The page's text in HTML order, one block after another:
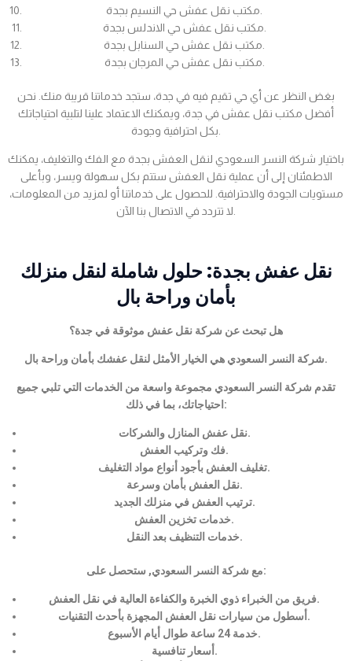
بغض النظر عن أي حي تقيم فيه في جدة، ستجد خدماتنا قريبة منك. نحن
أفضل مكتب نقل عفش في جدة، ويمكنك الاعتماد علينا لتلبية احتياجاتك
باختيار شركة النسر السعودي لنقل العفش بجدة مع الفك والتغليف، يمكنك
الاطمئنان إلى أن عملية نقل العفش ستتم بكل سهولة ويسر، وبأعلى
مستويات الجودة والاحترافية. للحصول على خدماتنا أو لمزيد من المعلومات،
نقل عفش بجدة: حلول شاملة لنقل منزلك
بأمان وراحة بال
هل تبحث عن شركة نقل عفش موثوقة في جدة؟
شركة النسر السعودي هي الخيار الأمثل لنقل عفشك بأمان وراحة بال.
تقدم شركة النسر السعودي مجموعة واسعة من الخدمات التي تلبي جميع
احتياجاتك، بما في ذلك:
نقل عفش المنازل والشركات.
فك وتركيب العفش.
تغليف العفش بأجود أنواع مواد التغليف.
نقل العفش بأمان وسرعة.
ترتيب العفش في منزلك الجديد.
خدمات تخزين العفش.
خدمات التنظيف بعد النقل.
مع شركة النسر السعودي, ستحصل على:
فريق من الخبراء ذوي الخبرة والكفاءة العالية في نقل العفش.
أسطول من سيارات نقل العفش المجهزة بأحدث التقنيات.
خدمة 24 ساعة طوال أيام الأسبوع.
أسعار تنافسية.